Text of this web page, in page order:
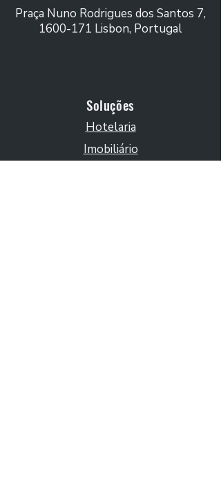
Webinar: Data-Driven
Praça Nuno Rodrigues dos Santos 7,
1600-171 Lisbon, Portugal
Soluções
Hotelaria
Imobiliário